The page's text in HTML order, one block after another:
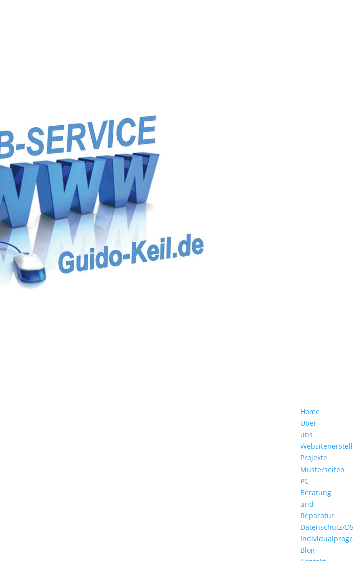
Home
Über
uns
Projekte
Musterseiten
PC
Beratung
und
Reparatur
Datenschutz/
Blog